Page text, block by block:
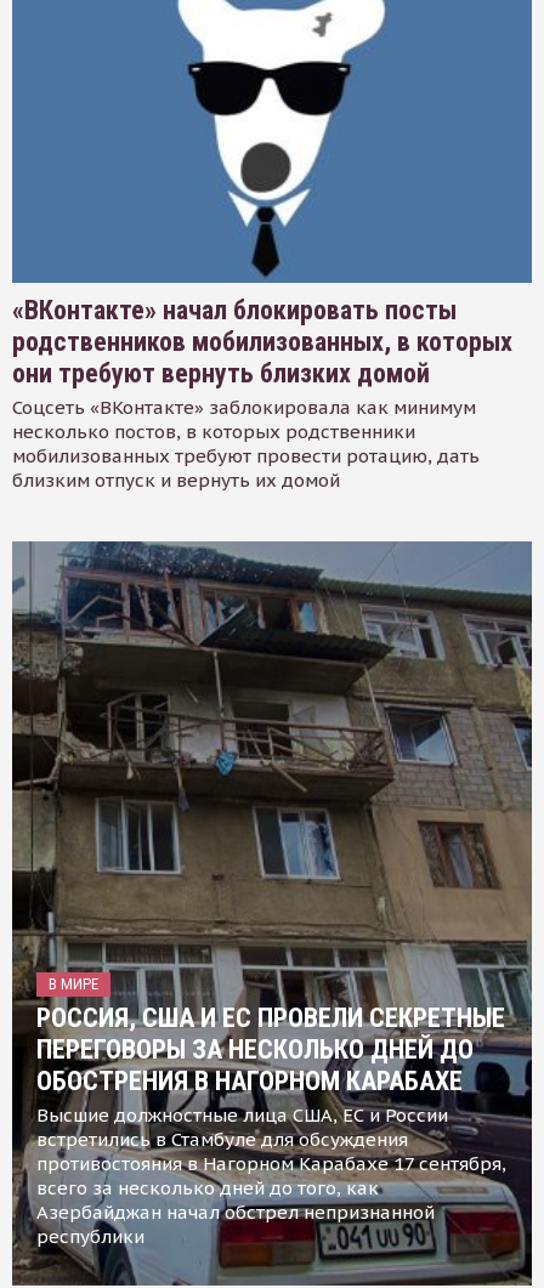
«ВКонтакте» начал блокировать посты
родственников мобилизованных, в которых
они требуют вернуть близких домой
Соцсеть «ВКонтакте» заблокировала как минимум
несколько постов, в которых родственники
мобилизованных требуют провести ротацию, дать
близким отпуск и вернуть их домой
В МИРЕ
РОССИЯ, США И ЕС ПРОВЕЛИ СЕКРЕТНЫЕ
ПЕРЕГОВОРЫ ЗА НЕСКОЛЬКО ДНЕЙ ДО
ОБОСТРЕНИЯ В НАГОРНОМ КАРАБАХЕ
Высшие должностные лица США, ЕС и России
встретились в Стамбуле для обсуждения
противостояния в Нагорном Карабахе 17 сентября,
всего за несколько дней до того, как
Азербайджан начал обстрел непризнанной
республики